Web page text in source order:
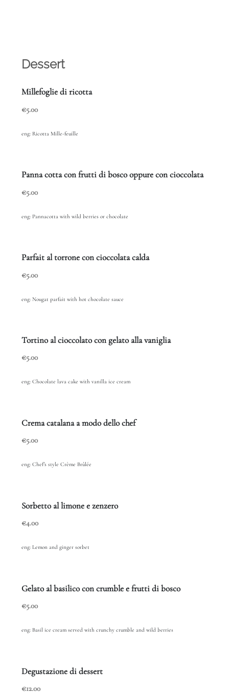
Dessert
Millefoglie di ricotta
€5.00
eng: Ricotta Mille-feuille
Panna cotta con frutti di bosco oppure con cioccolata
€5.00
eng: Pannacotta with wild berries or chocolate
Parfait al torrone con cioccolata calda
€5.00
eng:Nougat parfait with hot chocolate sauce
Tortino al cioccolato con gelato alla vaniglia
€5.00
eng: Chocolate lava cake with vanilla ice cream
Crema catalana a modo dello chef
€5.00
eng: Chef’s style Crème Brûlée
Sorbetto al limone e zenzero
€4.00
eng: Lemon and ginger sorbet
Gelato al basilico con crumble e frutti di bosco
€5.00
eng: Basil ice cream served with crunchy crumble and wild berries
Degustazione di dessert
€12.00